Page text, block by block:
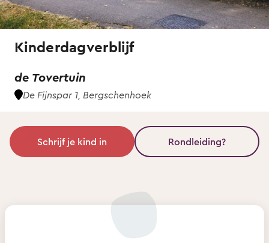
Kinderdagverblijf
de Tovertuin
De Fijnspar 1, Bergschenhoek
Schrijf je kind in Rondleiding?